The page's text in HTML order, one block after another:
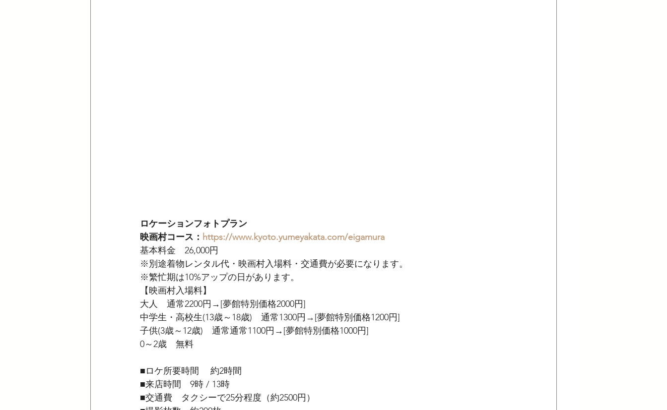
ロケーションフォトプラン
映画村コース： https://www.kyoto.yumeyakata.com/eigamura
基本料金　26,000円
※別途着物レンタル代・映画村入場料・交通費が必要になります。
​※繁忙期は10%アップの日があります。
【映画村入場料】
大人　通常2200円→[夢館特別価格2000円]
中学生・高校生(13歳～18歳)　通常1300円→[夢館特別価格1200円]
子供(3歳～12歳)　通常通常1100円→[夢館特別価格1000円]
0～2歳　無料
■ロケ所要時間　 約2時間
■来店時間　9時 / 13時
■交通費　タクシーで25分程度（約2500円）